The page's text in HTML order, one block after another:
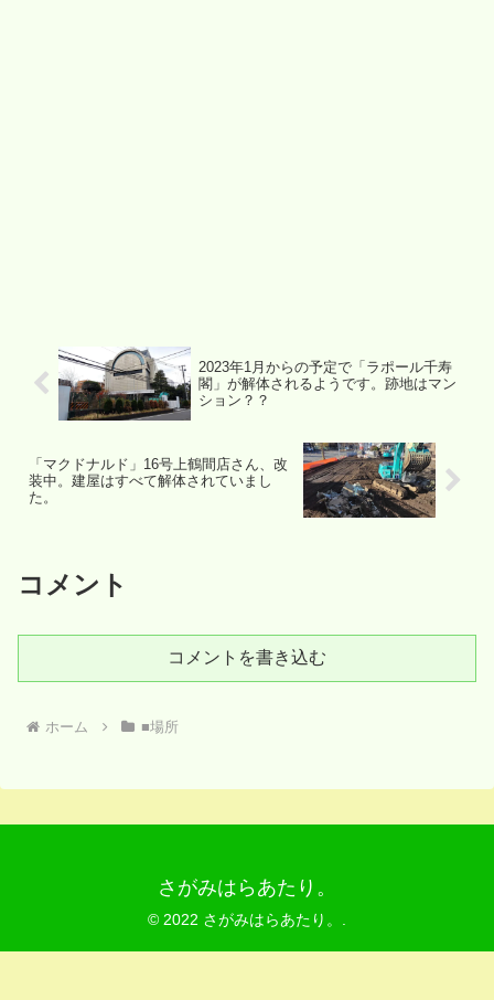
2023年1月からの予定で「ラポール千寿
閣」が解体されるようです。跡地はマン
ション？？
「マクドナルド」16号上鶴間店さん、改
装中。建屋はすべて解体されていまし
た。
コメント
コメントを書き込む
ホーム ■場所
さがみはらあたり。
© 2022 さがみはらあたり。.